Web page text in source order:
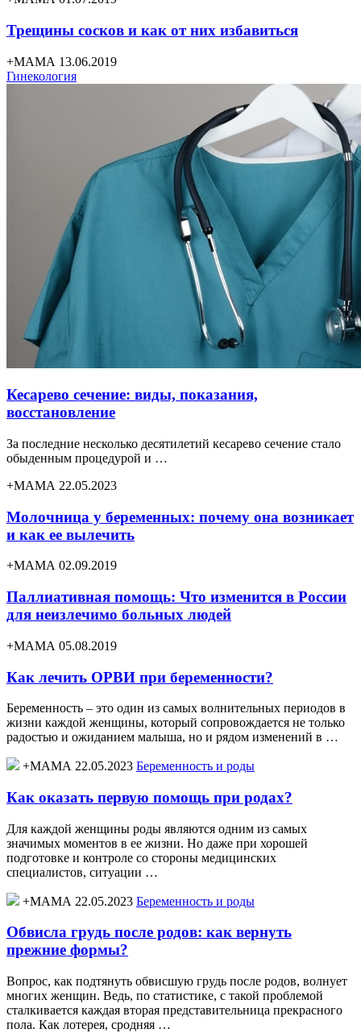
Трещины сосков и как от них избавиться
+МАМА 13.06.2019
Гинекология
Кесарево сечение: виды, показания,
восстановление
За последние несколько десятилетий кесарево сечение стало
обыденным процедурой и …
+МАМА 22.05.2023
Молочница у беременных: почему она возникает
и как ее вылечить
+МАМА 02.09.2019
Паллиативная помощь: Что изменится в России
для неизлечимо больных людей
+МАМА 05.08.2019
Как лечить ОРВИ при беременности?
Беременность – это один из самых волнительных периодов в
жизни каждой женщины, который сопровождается не только
радостью и ожиданием малыша, но и рядом изменений в …
+МАМА 22.05.2023 Беременность и роды
Как оказать первую помощь при родах?
Для каждой женщины роды являются одним из самых
значимых моментов в ее жизни. Но даже при хорошей
подготовке и контроле со стороны медицинских
специалистов, ситуации …
+МАМА 22.05.2023 Беременность и роды
Обвисла грудь после родов: как вернуть
прежние формы?
Вопрос, как подтянуть обвисшую грудь после родов, волнует
многих женщин. Ведь, по статистике, с такой проблемой
сталкивается каждая вторая представительница прекрасного
пола. Как лотерея, сродняя …